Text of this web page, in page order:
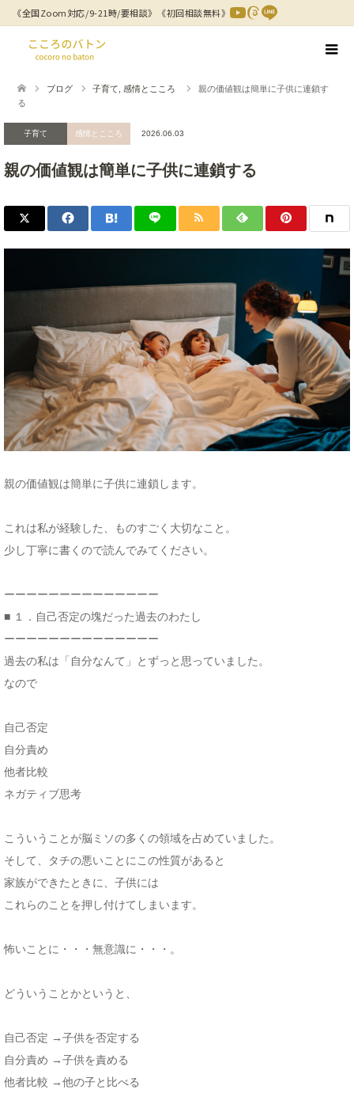
ブログ 子育て 感情とこころ
親の価値観は簡単に子供に連鎖す
る
子育て 感情とこころ 2026.06.03
親の価値観は簡単に子供に連鎖する
親の価値観は簡単に子供に連鎖します。
これは私が経験した、ものすごく大切なこと。
少し丁寧に書くので読んでみてください。
ーーーーーーーーーーーーーー
■ １．自己否定の塊だった過去のわたし
ーーーーーーーーーーーーーー
過去の私は「自分なんて」とずっと思っていました。
なので
自己否定
自分責め
他者比較
ネガティブ思考
こういうことが脳ミソの多くの領域を占めていました。
そして、タチの悪いことにこの性質があると
家族ができたときに、子供には
これらのことを押し付けてしまいます。
怖いことに・・・無意識に・・・。
どういうことかというと、
自己否定 →子供を否定する
自分責め →子供を責める
他者比較 →他の子と比べる
《全国Zoom対応/9-21時/要相談》 《初回相談無料》